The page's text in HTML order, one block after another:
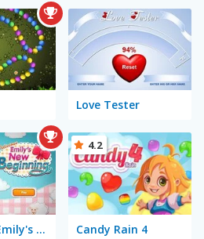
Love Tester
Delicious: Emily's New Beginning Candy Rain 4
4.2